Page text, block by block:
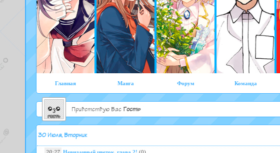
Главная Манга Форум Команда
Приветствую Вас Гость
30 Июля, Вторник